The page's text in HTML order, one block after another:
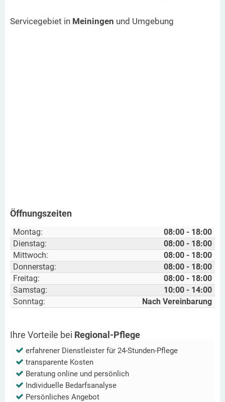
Servicegebiet in Meiningen und Umgebung
Öffnungszeiten
Montag:
08:00 - 18:00
Dienstag:
08:00 - 18:00
Mittwoch:
08:00 - 18:00
Donnerstag:
08:00 - 18:00
Freitag:
08:00 - 18:00
Samstag:
10:00 - 14:00
Sonntag:
Nach Vereinbarung
Ihre Vorteile bei Regional-Pflege
erfahrener Dienstleister für 24-Stunden-Pflege
transparente Kosten
Beratung online und persönlich
Individuelle Bedarfsanalyse
Persönliches Angebot